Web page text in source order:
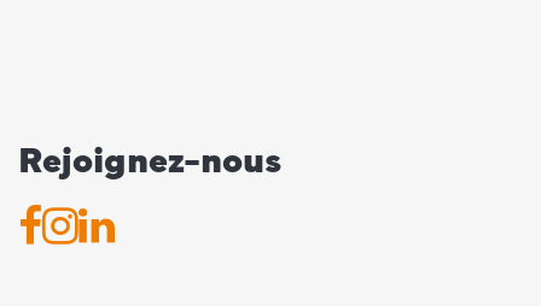
Rejoignez-nous